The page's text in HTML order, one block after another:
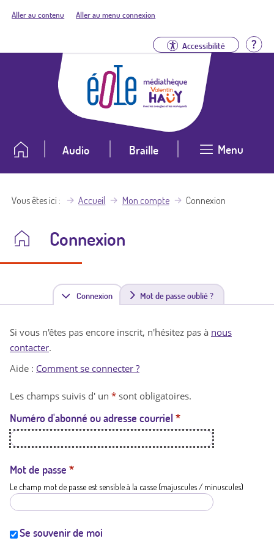
Aller au contenu Aller au menu connexion
Accessibilité
Audio Braille Menu
Vous êtes ici Accueil Mon compte Connexion
Connexion
Connexion(
n
t
a
t
i
Mot de passe oublié ?
Si vous n'êtes pas encore inscrit, n'hésitez pas à nous
contacter.
Aide : Comment se connecter ?
Les champs suivis d' un * sont obligatoires.
Numéro d'abonné ou adresse courriel *
Mot de passe *
Le champ mot de passe est sensible à la casse (majuscules / minuscules)
Se souvenir de moi